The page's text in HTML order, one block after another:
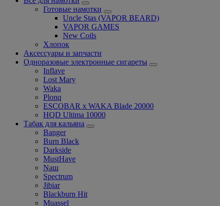
Готовые намотки
Uncle Stas (VAPOR BEARD)
VAPOR GAMES
New Coils
Хлопок
Аксессуары и запчасти
Одноразовые электронные сигареты
Inflave
Lost Mary
Waka
Plonq
ESCOBAR x WAKA Blade 20000
HQD Ultima 10000
Табак для кальяна
Banger
Burn Black
Darkside
MustHave
Nаш
Spectrum
Jibiar
Blackburn Hit
Muassel